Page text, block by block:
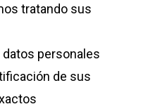
tratando sus
personales
de sus